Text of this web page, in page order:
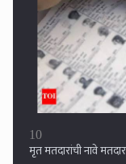
मृत मतदारांची नावे